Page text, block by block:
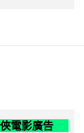
電影廣告